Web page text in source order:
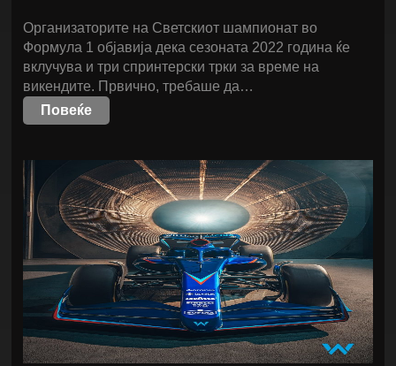
Организаторите на Светскиот шампионат во
Формула 1 објавија дека сезоната 2022 година ќе
вклучува и три спринтерски трки за време на
викендите. Првично, требаше да…
Повеќе